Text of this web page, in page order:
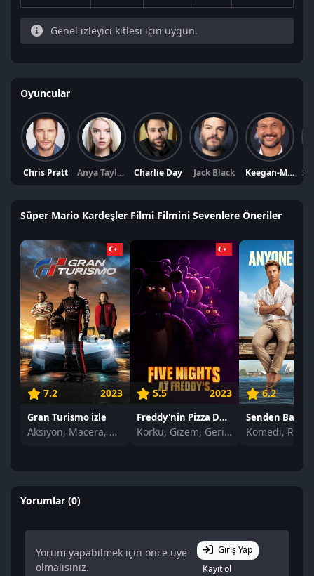
Genel izleyici kitlesi için uygun.
Oyuncular
Chris Pratt Anya Taylor-Joy Charlie Day Jack Black Keegan-Michael Key
Süper Mario Kardeşler Filmi Filmini Sevenlere Öneriler
7.2 2023
Gran Turismo izle
Aksiyon, Macera, Dram
5.5 2023
Freddy'nin Pizza Dükkanında Beş Gece izle
Korku, Gizem, Gerilim
6.2
Senden Başka
Komedi,
Yorumlar (0)
Yorum yapabilmek için önce üye
olmalısınız.
Giriş Yap
Kayıt ol